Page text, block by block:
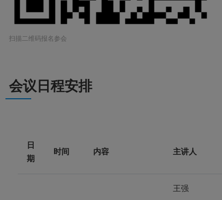
扫描二维码报名参会
会议日程安排
日
期
时间 内容 主讲人
王强